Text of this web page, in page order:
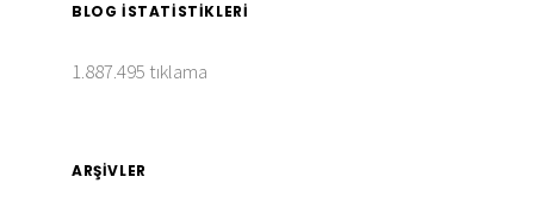
BLOG İSTATISTIKLERI
1.887.495 tıklama
ARŞIVLER